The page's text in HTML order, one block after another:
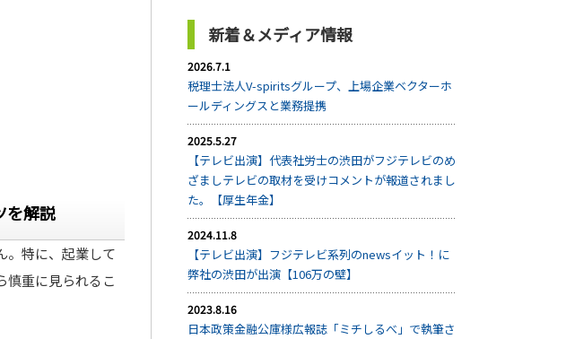
を解説
。特に、起業して
慎重に見られるこ
新着＆メディア情報
2026.7.1
税理士法人V-spiritsグループ、上場企業ベクターホ
ールディングスと業務提携
2025.5.27
【テレビ出演】代表社労士の渋田がフジテレビのめ
ざましテレビの取材を受けコメントが報道されまし
た。【厚生年金】
2024.11.8
【テレビ出演】フジテレビ系列のnewsイット！に
弊社の渋田が出演【106万の壁】
2023.8.16
日本政策金融公庫様広報誌「ミチしるべ」で執筆さ